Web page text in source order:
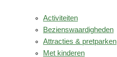
Activiteiten
Bezienswaardigheden
Attracties & pretparken
Met kinderen